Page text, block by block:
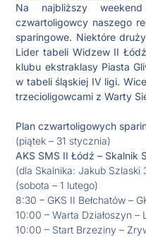
Na najbliższy
czwartoligowcy naszego
sparingowe. Niektóre
Lider tabeli Widzew II
klubu ekstraklasy Piasta
w tabeli śląskiej IV ligi.
trzecioligowcami z Warty
Plan czwartoligowych
(piątek – 31 stycznia)
AKS SMS II Łódź – Skalnik
(dla Skalnika: Jakub Szlaski
(sobota – 1 lutego)
8:30 – GKS II Bełchatów –
10:00 – Warta Działoszyn –
10:00 – Start Brzeziny –